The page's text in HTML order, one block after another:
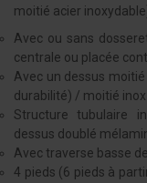
moitié acier
Avec ou sans
centrale ou placée
Avec un dessus
durabilité) / moitié inox
Structure tubulaire
dessus doublé
Avec traverse basse
4 pieds (6 pieds à